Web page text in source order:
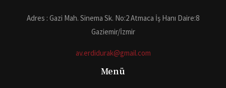
Adres : Gazi Mah. Sinema Sk. No:2 Atmaca İş Hanı Daire:8
Gaziemir/İzmir
av.erdidurak@gmail.com
Menü